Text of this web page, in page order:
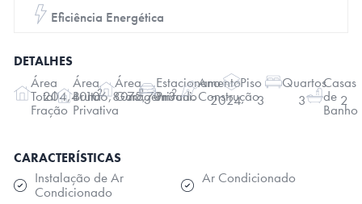
Eficiência Energética
DETALHES
Área
Total
Fração
204,40m2
Área
Bruta
Privativa
106,80m2
Área
Garagem
75,70m2
Estacionamento
Privado
3uni.
Ano
Construção
2024
Piso
3
Quartos
3
Casas
de
Banho
2
CARACTERÍSTICAS
Instalação de Ar
Condicionado
Ar Condicionado